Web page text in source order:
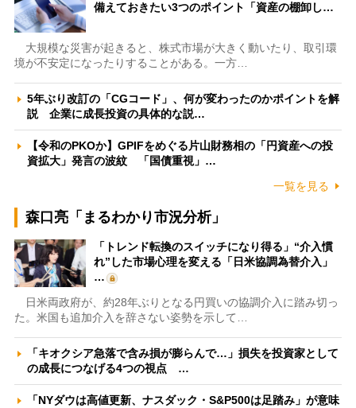
備えておきたい3つのポイント「資産の棚卸し…
大規模な災害が起きると、株式市場が大きく動いたり、取引環
境が不安定になったりすることがある。一方…
5年ぶり改訂の「CGコード」、何が変わったのかポイントを解
説 企業に成長投資の具体的な説…
【令和のPKOか】GPIFをめぐる片山財務相の「円資産への投
資拡大」発言の波紋 「国債重視」…
一覧を見る
森口亮「まるわかり市況分析」
「トレンド転換のスイッチになり得る」“介入慣
れ”した市場心理を変える「日米協調為替介入」
…
日米両政府が、約28年ぶりとなる円買いの協調介入に踏み切っ
た。米国も追加介入を辞さない姿勢を示して…
「キオクシア急落で含み損が膨らんで…」損失を投資家として
の成長につなげる4つの視点 …
「NYダウは高値更新、ナスダック・S&P500は足踏み」が意味